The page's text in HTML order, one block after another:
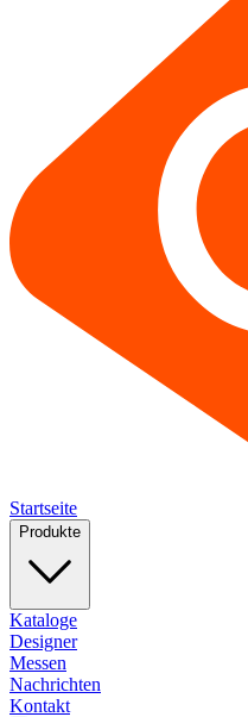
Startseite
Produkte
Kataloge
Designer
Messen
Nachrichten
Kontakt